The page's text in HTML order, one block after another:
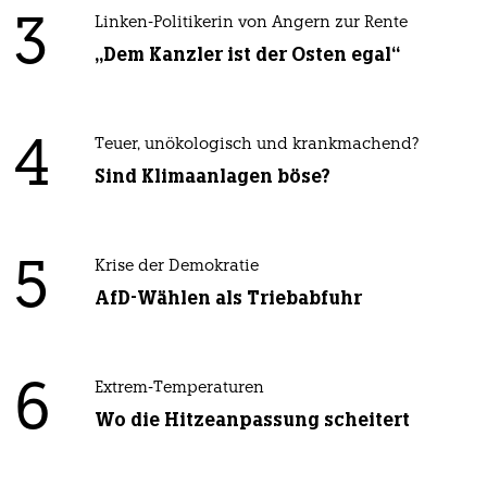
3 Linken-Politikerin von Angern zur Rente
„Dem Kanzler ist der Osten egal“
4 Teuer, unökologisch und krankmachend?
Sind Klimaanlagen böse?
5 Krise der Demokratie
AfD-Wählen als Triebabfuhr
6 Extrem-Temperaturen
Wo die Hitzeanpassung scheitert